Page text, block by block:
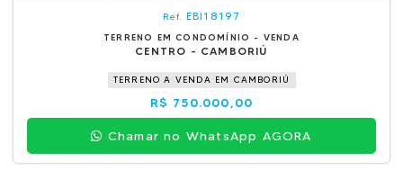
Ref. EBI18197
TERRENO EM CONDOMÍNIO - VENDA
CENTRO - CAMBORIÚ
TERRENO A VENDA EM CAMBORIÚ
R$ 750.000,00
Chamar no WhatsApp AGORA